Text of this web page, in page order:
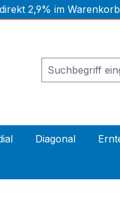
2,9% im Warenkorb
Diagonal